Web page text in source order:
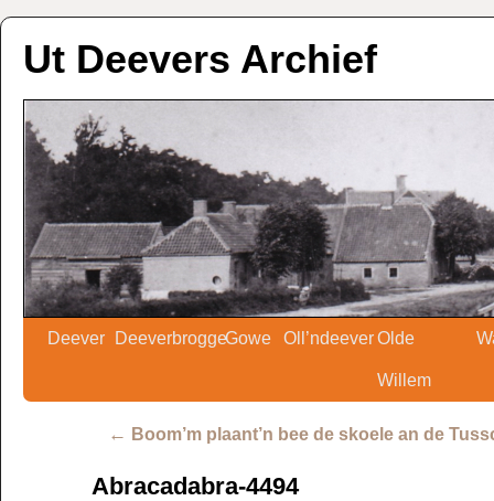
Ut Deevers Archief
Deever DeeverbroggeGowe Oll’ndeeverOlde
Willem
← Boom’m plaant’n bee de skoele an de
Abracadabra-4494